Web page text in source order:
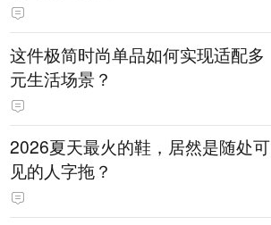
这件极简时尚单品如何实现适配多
元生活场景？
2026夏天最火的鞋，居然是随处可
见的人字拖？